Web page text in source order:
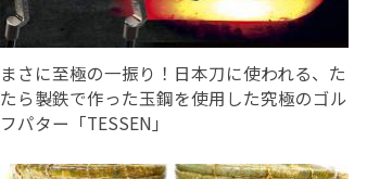
まさに至極の一振り！日本刀に使われる、た
たら製鉄で作った玉鋼を使用した究極のゴル
フパター「TESSEN」